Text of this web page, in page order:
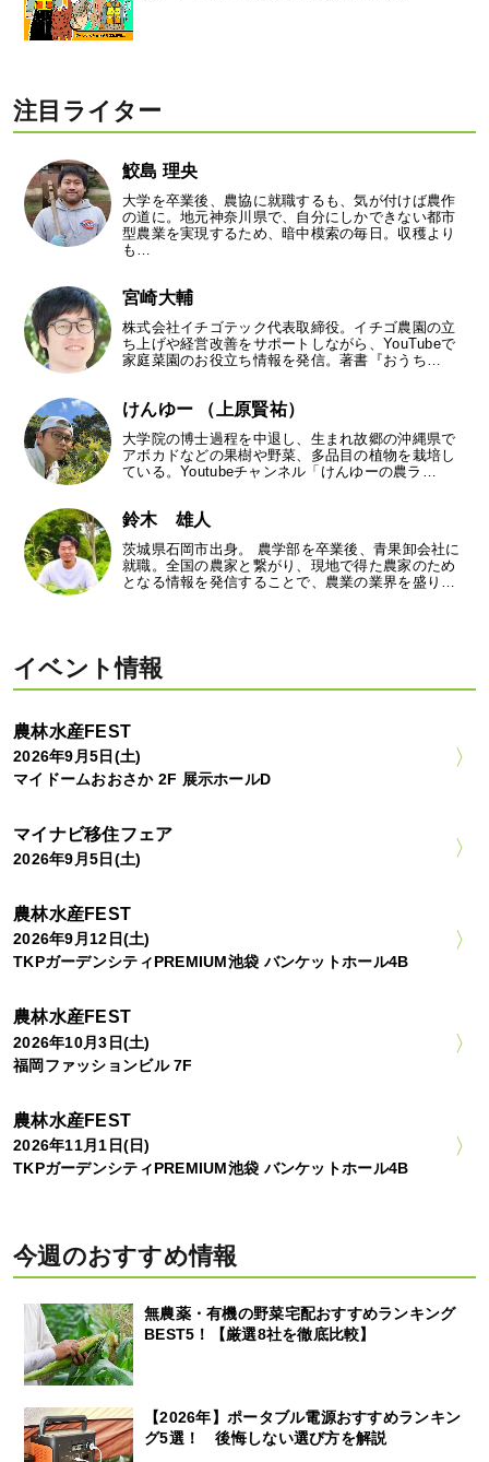
注目ライター
鮫島 理央
大学を卒業後、農協に就職するも、気が付けば農作
の道に。地元神奈川県で、自分にしかできない都市
型農業を実現するため、暗中模索の毎日。収穫より
も…
宮崎大輔
株式会社イチゴテック代表取締役。イチゴ農園の立
ち上げや経営改善をサポートしながら、YouTubeで
家庭菜園のお役立ち情報を発信。著書『おうち…
けんゆー （上原賢祐）
大学院の博士過程を中退し、生まれ故郷の沖縄県で
アボカドなどの果樹や野菜、多品目の植物を栽培し
ている。Youtubeチャンネル「けんゆーの農ラ…
鈴木 雄人
茨城県石岡市出身。 農学部を卒業後、青果卸会社に
就職。全国の農家と繋がり、現地で得た農家のため
となる情報を発信することで、農業の業界を盛り…
イベント情報
農林水産FEST
2026年9月5日(土)
マイドームおおさか 2F 展示ホールD
マイナビ移住フェア
2026年9月5日(土)
農林水産FEST
2026年9月12日(土)
TKPガーデンシティPREMIUM池袋 バンケットホール4B
農林水産FEST
2026年10月3日(土)
福岡ファッションビル 7F
農林水産FEST
2026年11月1日(日)
TKPガーデンシティPREMIUM池袋 バンケットホール4B
今週のおすすめ情報
無農薬・有機の野菜宅配おすすめランキング
BEST5！【厳選8社を徹底比較】
【2026年】ポータブル電源おすすめランキン
グ5選！ 後悔しない選び方を解説